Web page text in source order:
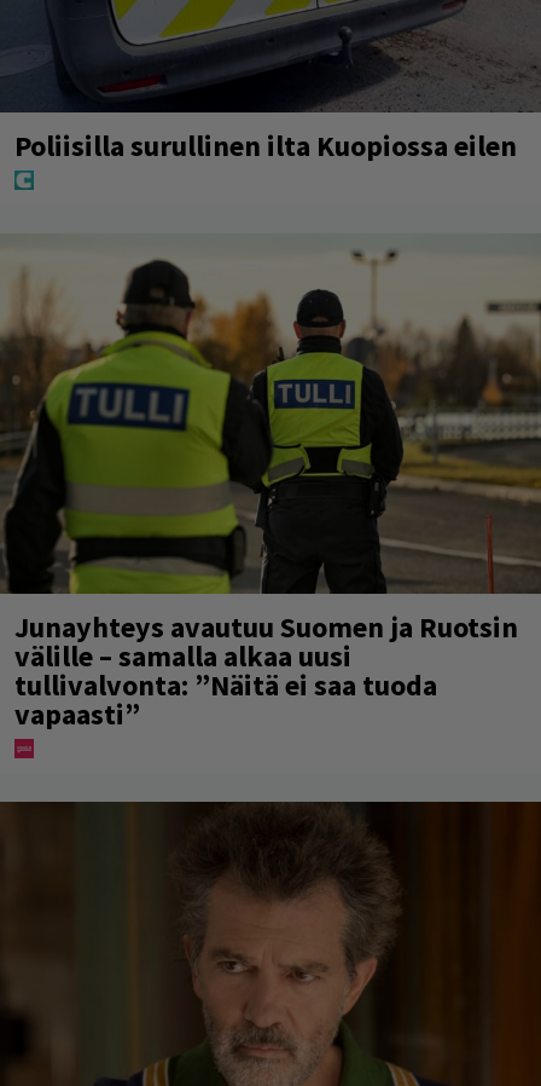
Poliisilla surullinen ilta Kuopiossa eilen
Junayhteys avautuu Suomen ja Ruotsin
välille – samalla alkaa uusi
tullivalvonta: ”Näitä ei saa tuoda
vapaasti”